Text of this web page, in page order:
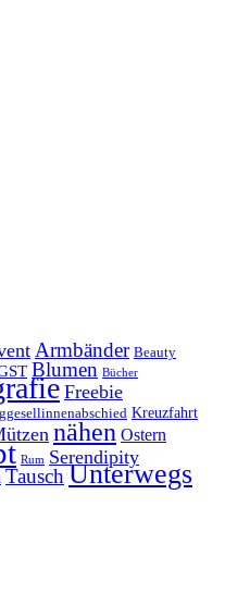
Armbänder Beauty
Blumen Bücher
Freebie
Kreuzfahrt
nähen Ostern
Rum Serendipity
TauschUnterwegs